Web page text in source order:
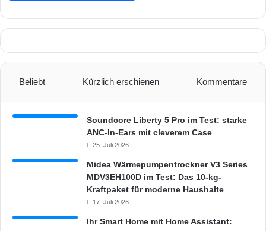
Beliebt Kürzlich erschienen Kommentare
Soundcore Liberty 5 Pro im Test: starke
ANC-In-Ears mit cleverem Case
25. Juli 2026
Midea Wärmepumpentrockner V3 Series
MDV3EH100D im Test: Das 10-kg-
Kraftpaket für moderne Haushalte
17. Juli 2026
Ihr Smart Home mit Home Assistant: